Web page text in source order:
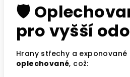
🛡️
pro vyšší
Hrany střechy a exponované
oplechované, což: